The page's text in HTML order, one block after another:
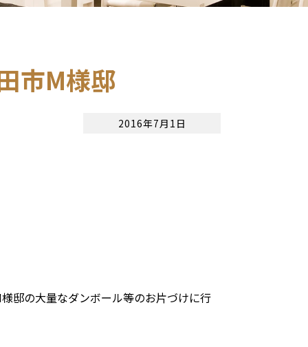
市M様邸
2016年7月1日
邸の大量なダンボール等のお片づけに行